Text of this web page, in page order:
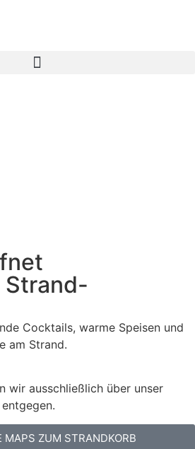
Strand-
Cocktails, warme Speisen und
am Strand.
wir ausschließlich über unser
entgegen.
MAPS ZUM STRANDKORB